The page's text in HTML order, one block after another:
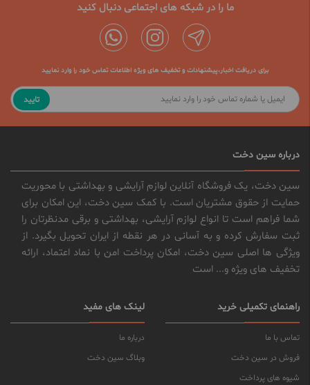
ما را در شبکه های اجتماعی دنبال کنید
برای دریافت اخبار،پیشنهادات و تخفیف های ویژه اطلاعات تماس خود را وارد نمایید
تایید
درباره سین دخت
سین دخت، یک فروشگاه آنلاین لوازم آرایشی و بهداشتی با محوریت
حمایت از حقوق مشتریان است. با کمک سین دخت، این امکان برای
شما فراهم است تا انواع لوازم آرایشی، بهداشتی و برقی مدنظرتان را
ثبت سفارش کرده و به آسانی در هر نقطه از ایران تحویل بگیرد. از
ویژگی ها اصلی سین دخت، امکان پرداخت امن با نماد اعتماد، ارائه
تخفیف های ویژه و... است
راهنمای تکمیلی خرید
تماس با ما
فروش در سین دخت
شیوه های پرداخت
لینک های مفید
درباره ما
وبلاگ سین دخت